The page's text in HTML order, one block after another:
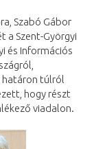
Szabó Gábor
a Szent-Györgyi
és Információs
határon túlról
hogy részt
viadalon.